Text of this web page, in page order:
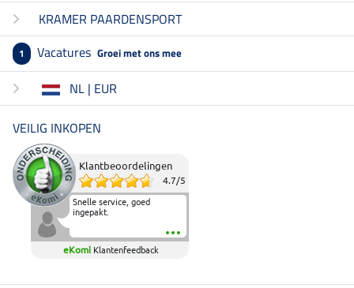
KRAMER PAARDENSPORT
1 Vacatures Groei met ons mee
NL | EUR
VEILIG INKOPEN
Klantbeoordelingen
4.7/5
Snelle service, goed
ingepakt.
eKomi Klantenfeedback